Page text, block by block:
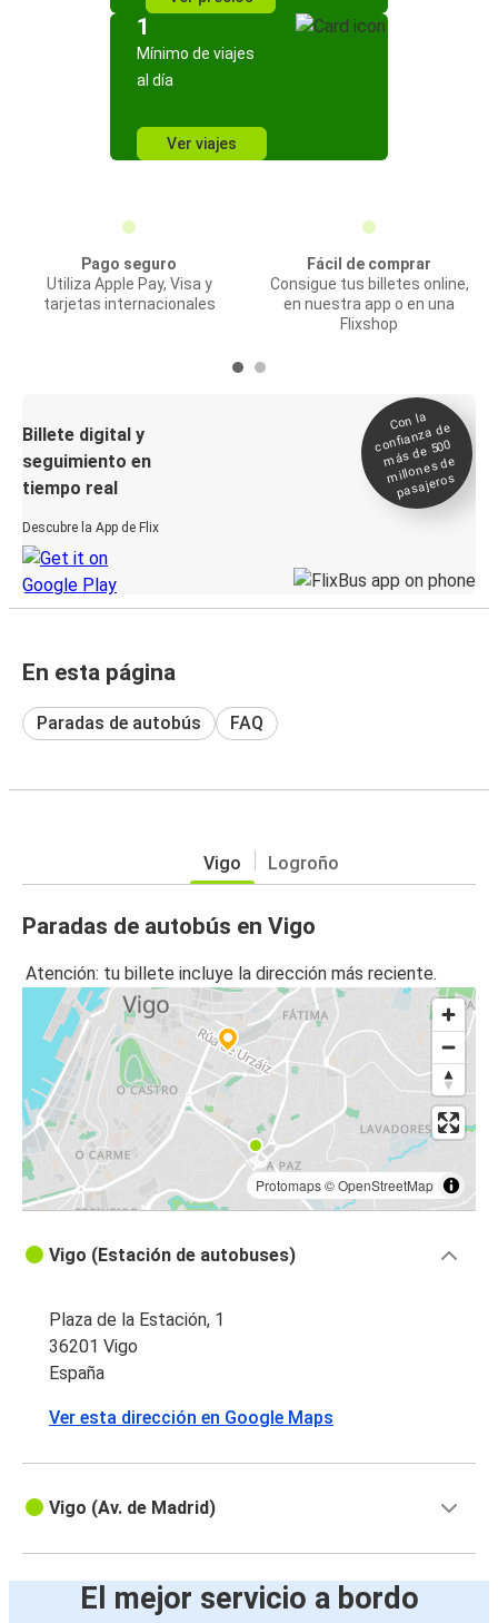
1
Mínimo de viajes
al día
Ver viajes
Pago seguro
Utiliza Apple Pay, Visa y
tarjetas internacionales
Fácil de comprar
Consigue tus billetes online,
en nuestra app o en una
Flixshop
Billete digital y
seguimiento en
tiempo real
Descubre la App de Flix
Con la
confianza de
más de 500
millones de
pasajeros
En esta página
Paradas de autobús FAQ
Vigo Logroño
Paradas de autobús en Vigo
Atención: tu billete incluye la dirección más reciente.
Protomaps©OpenStreetMap
Vigo (Estación de autobuses)
Plaza de la Estación, 1
36201 Vigo
España
Ver esta dirección en Google Maps
Vigo (Av. de Madrid)
El mejor servicio a bordo